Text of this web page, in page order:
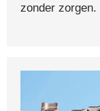
zonder zorgen.